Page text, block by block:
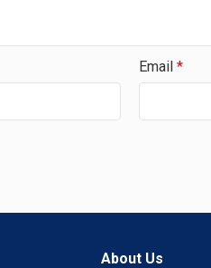
Email *
About Us